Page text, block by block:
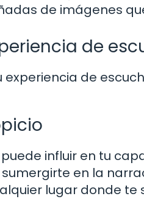
de imágenes
de
de
influir en tu
en la
lugar donde te